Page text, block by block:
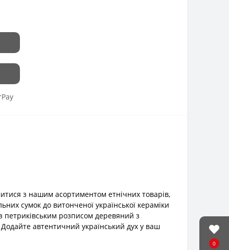
0
з нашим асортиментом етнічних товарів,
сумок до витонченої української кераміки
розписом деревяний з
автентичний український дух у ваш